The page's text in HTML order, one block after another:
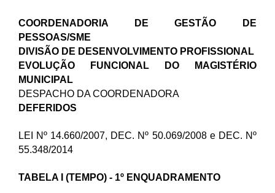
COORDENADORIA DE GESTÃO DE
PESSOAS/SME
DIVISÃO DE DESENVOLVIMENTO PROFISSIONAL
EVOLUÇÃO FUNCIONAL DO MAGISTÉRIO
MUNICIPAL
DESPACHO DA COORDENADORA
DEFERIDOS
LEI Nº 14.660/2007, DEC. Nº 50.069/2008 e DEC. Nº
55.348/2014
TABELA I (TEMPO) - 1º ENQUADRAMENTO